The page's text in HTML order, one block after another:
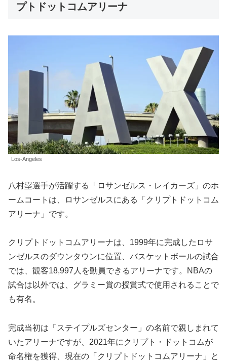
プトドットコムアリーナ
Los-Angeles
八村塁選手が活躍する「ロサンゼルス・レイカーズ」のホ
ームコートは、ロサンゼルスにある「クリプトドットコム
アリーナ」です。
クリプトドットコムアリーナは、1999年に完成したロサ
ンゼルスのダウンタウンに位置、バスケットボールの試合
では、観客18,997人を動員できるアリーナです。NBAの
試合は以外では、グラミー賞の授賞式で使用されることで
も有名。
完成当初は「ステイプルズセンター」の名前で親しまれて
いたアリーナですが、2021年にクリプト・ドットコムが
命名権を獲得、現在の「クリプトドットコムアリーナ」と